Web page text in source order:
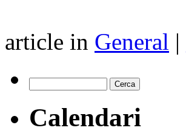
article in General |
Calendari